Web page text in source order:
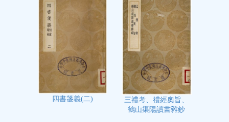
四書箋義(二)
三禮考、禮經奧旨、
鶴山渠陽讀書雜鈔